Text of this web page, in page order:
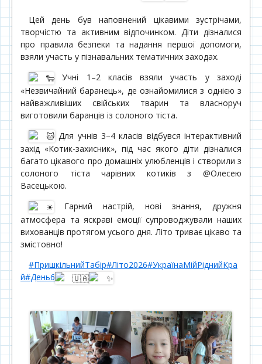
Цей день був наповнений цікавими зустрічами,
творчістю та активним відпочинком. Діти дізналися
про правила безпеки та надання першої допомоги,
взяли участь у пізнавальних тематичних заходах.
Учні 1–2 класів взяли участь у заході
«Незвичайний баранець», де ознайомилися з однією з
найважливіших свійських тварин та власноруч
виготовили баранців із солоного тіста.
Для учнів 3–4 класів відбувся інтерактивний
захід «Котик-захисник», під час якого діти дізналися
багато цікавого про домашніх улюбленців і створили з
солоного тіста чарівних котиків з @Олесею
Васецькою.
Гарний настрій, нові знання, дружня
атмосфера та яскраві емоції супроводжували наших
вихованців протягом усього дня. Літо триває цікаво та
змістовно!
#ПришкільнийТабір#Літо2026#УкраїнаМійРіднийКра
й#День6